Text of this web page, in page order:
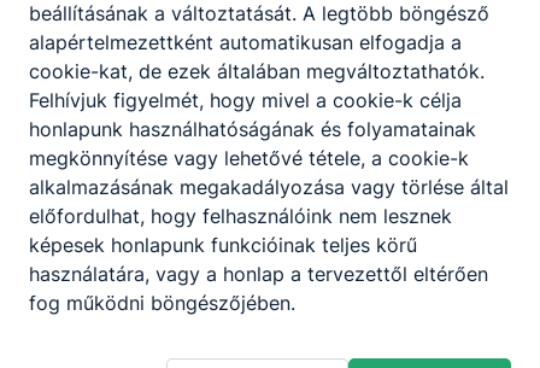
Halhatatlanok
2022. december 6. pogi
beállításának a változtatását. A legtöbb böngésző
alapértelmezettként automatikusan elfogadja a
cookie-kat, de ezek általában megváltoztathatók.
Felhívjuk figyelmét, hogy mivel a cookie-k célja
honlapunk használhatóságának és folyamatainak
megkönnyítése vagy lehetővé tétele, a cookie-k
alkalmazásának megakadályozása vagy törlése által
előfordulhat, hogy felhasználóink nem lesznek
képesek honlapunk funkcióinak teljes körű
használatára, vagy a honlap a tervezettől eltérően
fog működni böngészőjében.